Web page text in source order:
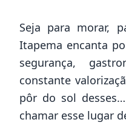
Seja para morar,
Itapema encanta
segurança,
constante
pôr do sol
chamar esse lugar